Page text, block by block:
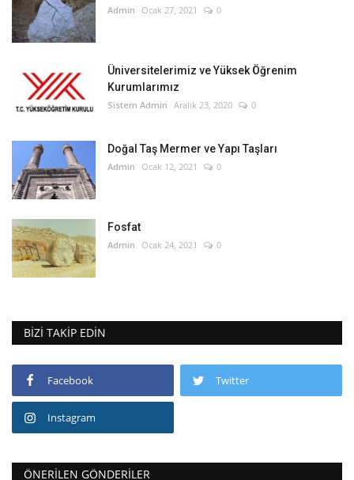
Admin Ocak 27, 2021 0
Üniversitelerimiz ve Yüksek Öğrenim
Kurumlarımız
Sistem Admin Aralık 23, 2020 0
Doğal Taş Mermer ve Yapı Taşları
Admin Ocak 12, 2021 0
Fosfat
Admin Ocak 24, 2021 0
BIZI TAKIP EDIN
Facebook Twitter
Instagram
ÖNERILEN GÖNDERILER